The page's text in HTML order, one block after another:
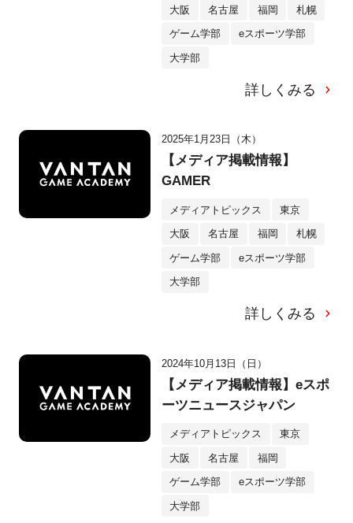
大阪 名古屋 福岡 札幌
ゲーム学部 eスポーツ学部
大学部
詳しくみる
2025年1月23日（木）
【メディア掲載情報】
GAMER
メディアトピックス 東京
大阪 名古屋 福岡 札幌
ゲーム学部 eスポーツ学部
大学部
詳しくみる
2024年10月13日（日）
【メディア掲載情報】eスポ
ーツニュースジャパン
メディアトピックス 東京
大阪 名古屋 福岡
ゲーム学部 eスポーツ学部
大学部